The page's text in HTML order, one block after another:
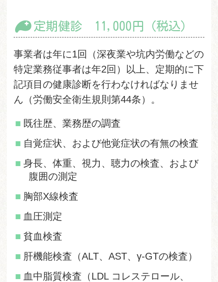
定期健診 11,000円（税込）
事業者は年に1回（深夜業や坑内労働などの
特定業務従事者は年2回）以上、定期的に下
記項目の健康診断を行わなければなりませ
ん（労働安全衛生規則第44条）。
既往歴、業務歴の調査
自覚症状、および他覚症状の有無の検査
身長、体重、視力、聴力の検査、および
腹囲の測定
胸部X線検査
血圧測定
貧血検査
肝機能検査（ALT、AST、γ-GTの検査）
血中脂質検査（LDL コレステロール、